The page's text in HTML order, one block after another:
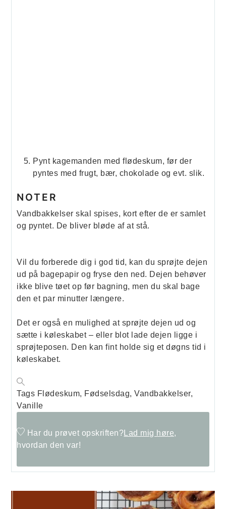
Pynt kagemanden med flødeskum, før der
pyntes med frugt, bær, chokolade og evt. slik.
NOTER
Vandbakkelser skal spises, kort efter de er samlet
og pyntet. De bliver bløde af at stå.
Vil du forberede dig i god tid, kan du sprøjte dejen
ud på bagepapir og fryse den ned. Dejen behøver
ikke blive tøet op før bagning, men du skal bage
den et par minutter længere.
Det er også en mulighed at sprøjte dejen ud og
sætte i køleskabet – eller blot lade dejen ligge i
sprøjteposen. Den kan fint holde sig et døgns tid i
køleskabet.
Tags Flødeskum, Fødselsdag, Vandbakkelser,
Vanille
Har du prøvet opskriften?Lad mig høre,
hvordan den var!